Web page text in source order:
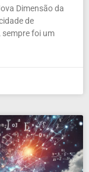
Dimensão da
de
sempre foi um